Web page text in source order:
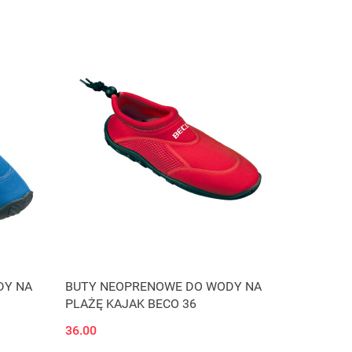
NA
BUTY NEOPRENOWE DO WODY NA
PLAŻĘ KAJAK BECO 36
36.00